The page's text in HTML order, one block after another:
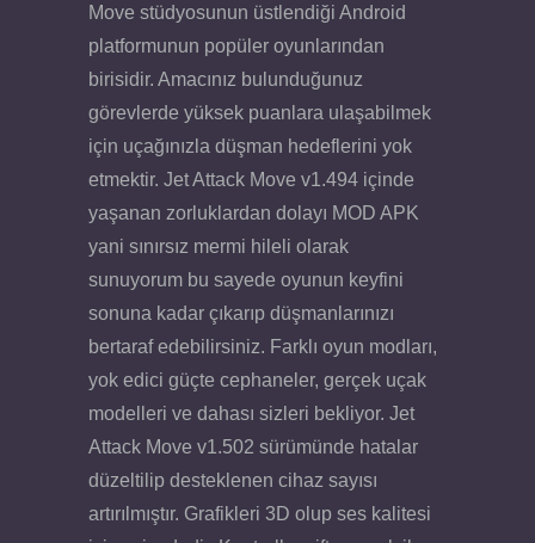
Move stüdyosunun üstlendiği Android
platformunun popüler oyunlarından
birisidir. Amacınız bulunduğunuz
görevlerde yüksek puanlara ulaşabilmek
için uçağınızla düşman hedeflerini yok
etmektir. Jet Attack Move v1.494 içinde
yaşanan zorluklardan dolayı MOD APK
yani sınırsız mermi hileli olarak
sunuyorum bu sayede oyunun keyfini
sonuna kadar çıkarıp düşmanlarınızı
bertaraf edebilirsiniz. Farklı oyun modları,
yok edici güçte cephaneler, gerçek uçak
modelleri ve dahası sizleri bekliyor. Jet
Attack Move v1.502 sürümünde hatalar
düzeltilip desteklenen cihaz sayısı
artırılmıştır. Grafikleri 3D olup ses kalitesi